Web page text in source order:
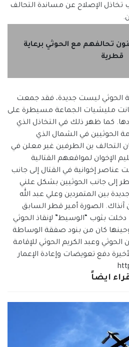
تخاذل الإصلاح عن مساندة التحالف
تحالفهم مع الحوثي برعاية
قطرية
الحوثي ليست جديدة، فقد جمعت
مليشيات الجماعة مسيطرة على
كما ظهر ذلك في التخاذل الذي
الحوثيين في الشمال الذي
التحالف ين الطرفين غير معلن في
الإخوان لمواقعهم القتالية
عناصر إخوانية في القتال إلى جانب
إلى جانب الحوثيين بشكل علني
جديدة بين المتمردين وعلي عبد الله
آنذاك. الصورة أمير قطر السابق
بثوب “الوسيط” لإنقاذ الحوثي
وحينها كان من بنود صفقة الوساطة
الحوثي وعبد الكريم الحوثي للإقامة
دفع تعويضات وإعادة الإعمار
ايضاً